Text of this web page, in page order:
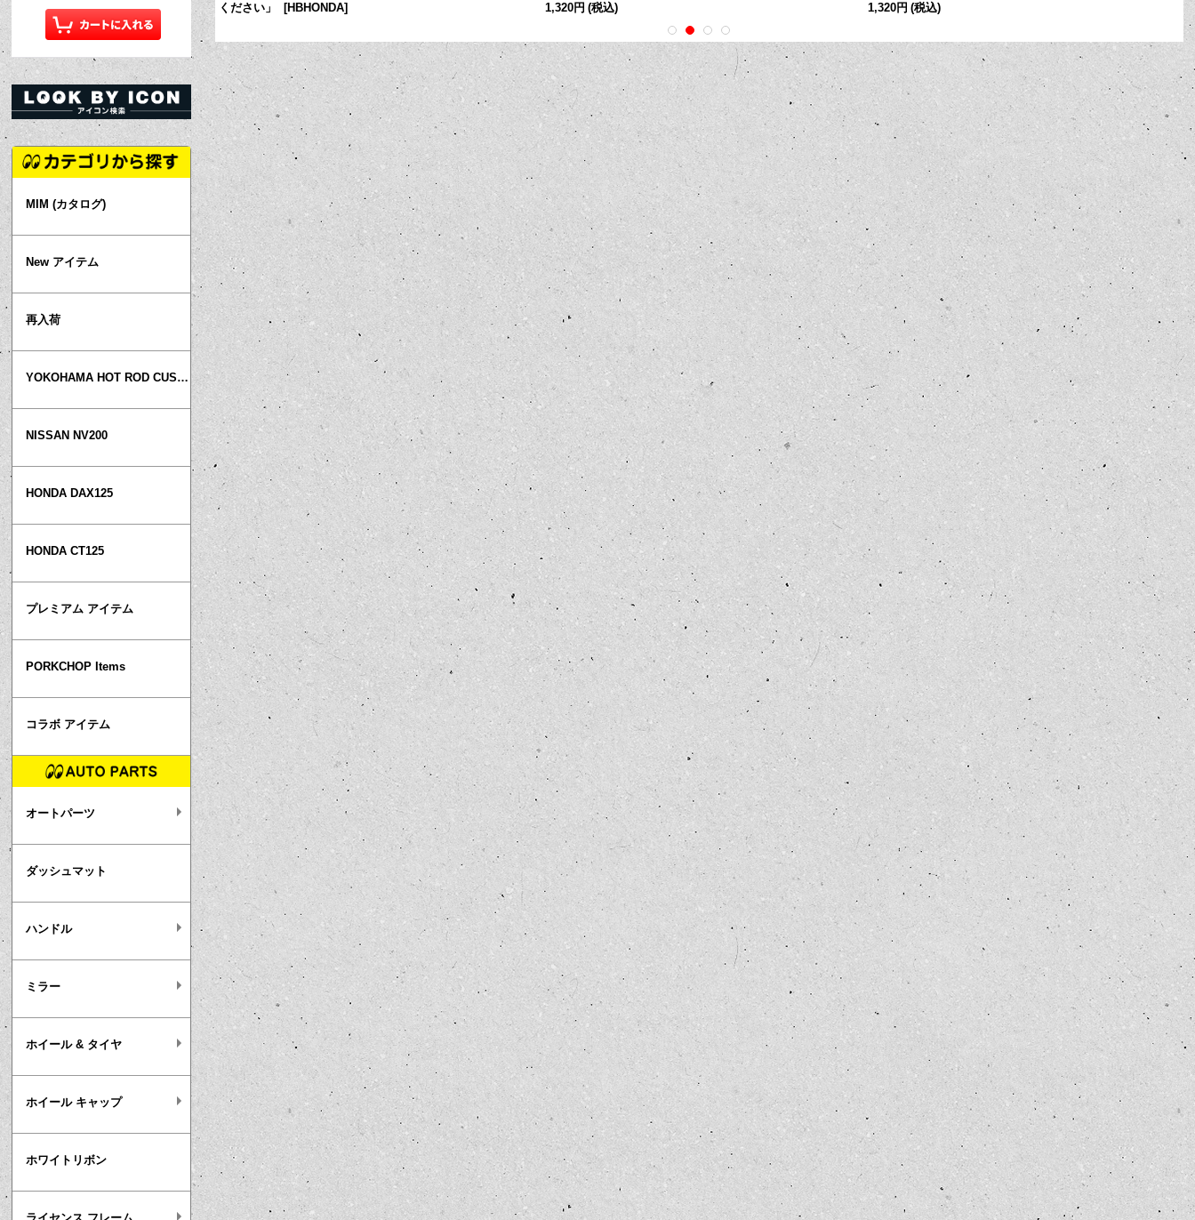
MIM (カタログ)
New アイテム
再入荷
YOKOHAMA HOT ROD CUSTOM SHOW
NISSAN NV200
HONDA DAX125
HONDA CT125
プレミアム アイテム
PORKCHOP Items
コラボ アイテム
オートパーツ
ダッシュマット
ハンドル
ミラー
ホイール & タイヤ
ホイール キャップ
ホワイトリボン
ください」
[HBHONDA]
1,320円 (税込)
1,320円 (税込)